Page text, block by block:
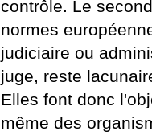
contrôle. Le
normes
judiciaire ou
juge, reste
Elles font donc
même des